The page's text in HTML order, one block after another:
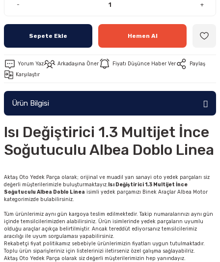
- +
Sepete Ekle Hemen Al
Yorum Yaz Arkadaşına Öner Fiyatı Düşünce Haber Ver
Paylaş
Karşılaştır
Ürün Bilgisi
Isı Değiştirici 1.3 Multijet İnce
Soğutuculu Albea Doblo Linea
Aktaş Oto Yedek Parça olarak; orijinal ve muadil yan sanayi oto yedek parçaları siz
değerli müşterilerimizle buluşturmaktayız.Isı Değiştirici 1.3 Multijet İnce
Soğutuculu Albea Doblo Linea isimli yedek parçamızı Binek Araçlar Albea Motor
kategorimizde bulabilirsiniz.
Tüm ürünlerimiz aynı gün kargoya teslim edilmektedir. Takip numaralarınızı aynı gün
içinde temsilcilerimizden alabilirsiniz. Ürün isimlerinde yedek parçaların uyumlu
olduğu araçlar açıkça belirtilmiştir. Ancak tereddüt ediyorsanız temsilcilerimiz
aracılığı ile uyum sorgulaması yapabilirsiniz.
Rekabetçi fiyat politikamız sebebiyle ürünlerimizin fiyatları uygun tutulmaktadır.
Toplu ürün siparişleriniz için listelerinizi iletirseniz özel çalışma sağlayabilriz.
Aktaş Oto Yedek Parça olarak siz değerli müşterilerimizin hep yanındayız.